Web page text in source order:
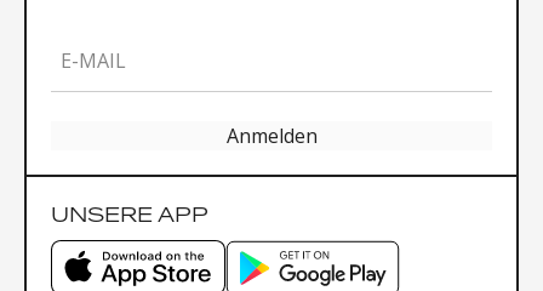
E-MAIL
Anmelden
UNSERE APP